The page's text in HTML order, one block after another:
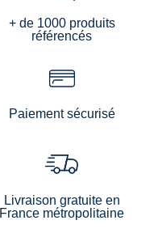
+ de 1000 produits
référencés
Paiement sécurisé
Livraison gratuite en
France métropolitaine